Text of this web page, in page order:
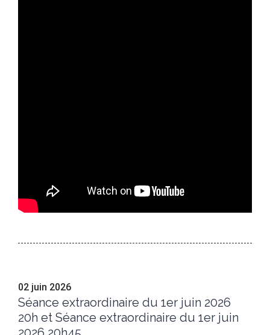
02 juin 2026
Séance extraordinaire du 1er juin 2026
20h et Séance extraordinaire du 1er juin